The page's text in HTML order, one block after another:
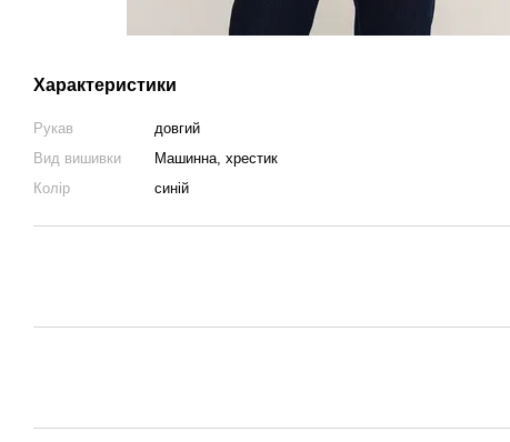
Характеристики
Рукав
довгий
Вид вишивки
Машинна, хрестик
Колір
синій